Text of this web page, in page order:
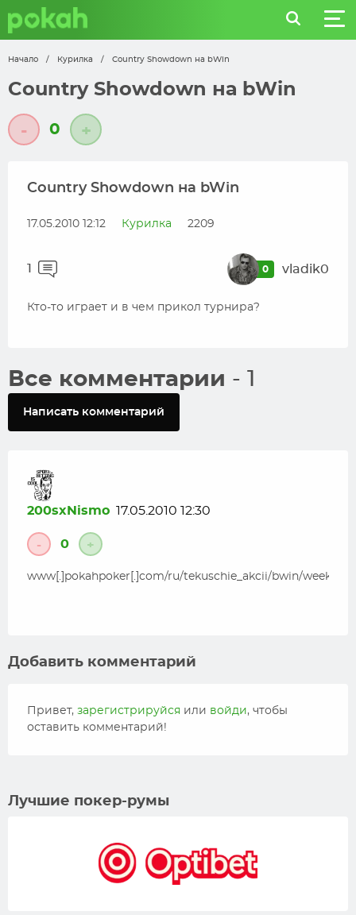
Начало / Курилка / Country Showdown на bWin
Country Showdown на bWin
- 0 +
Country Showdown на bWin
17.05.2010 12:12 Курилка 2209
1 0 vladik0
Кто-то играет и в чем прикол турнира?
Все комментарии - 1
Написать комментарий
200sxNismo 17.05.2010 12:30
- 0 +
www[.]pokahpoker[.]com/ru/tekuschie_akcii/bwin/
Добавить комментарий
Привет, зарегистрируйся или войди, чтобы
оставить комментарий!
Лучшие покер-румы